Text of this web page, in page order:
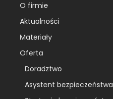
O firmie
Aktualności
Materiały
Oferta
Doradztwo
Asystent bezpieczeństwa